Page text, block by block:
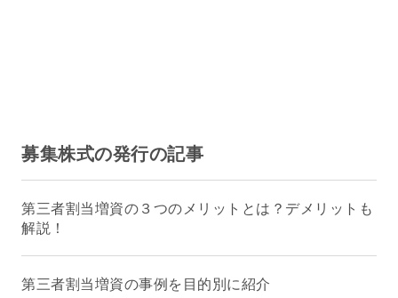
募集株式の発行の記事
第三者割当増資の３つのメリットとは？デメリットも
解説！
第三者割当増資の事例を目的別に紹介